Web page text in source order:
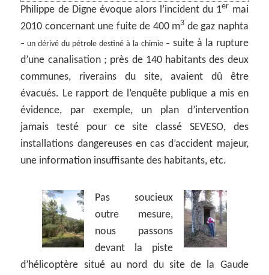
Philippe de Digne évoque alors l’incident du 1er mai
2010 concernant une fuite de 400 m3 de gaz naphta
– un dérivé du pétrole destiné à la chimie – suite à la rupture
d’une canalisation ; près de 140 habitants des deux
communes, riverains du site, avaient dû être
évacués. Le rapport de l’enquête publique a mis en
évidence, par exemple, un plan d’intervention
jamais testé pour ce site classé SEVESO, des
installations dangereuses en cas d’accident majeur,
une information insuffisante des habitants, etc.
Pas soucieux
outre mesure,
nous passons
devant la piste
d’hélicoptère situé au nord du site de la Gaude